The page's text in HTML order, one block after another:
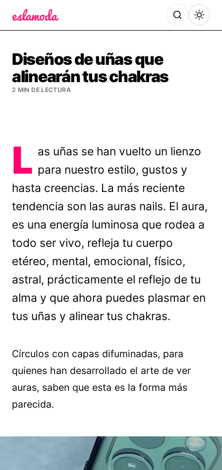
Diseños de uñas que
alinearán tus chakras
2 MIN DE LECTURA
L as uñas se han vuelto un lienzo
para nuestro estilo, gustos y
hasta creencias. La más reciente
tendencia son las auras nails. El aura,
es una energía luminosa que rodea a
todo ser vivo, refleja tu cuerpo
etéreo, mental, emocional, físico,
astral, prácticamente el reflejo de tu
alma y que ahora puedes plasmar en
tus uñas y alinear tus chakras.
Círculos con capas difuminadas, para
quienes han desarrollado el arte de ver
auras, saben que esta es la forma más
parecida.